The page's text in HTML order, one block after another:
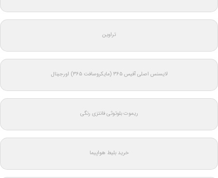
تراوین
لایسنس اصلی آفیس ۳۶۵ (مایکروسافت ۳۶۵) اورجینال
ریموت بلوتوثی فانتزی رنگی
خرید بلیط هواپیما